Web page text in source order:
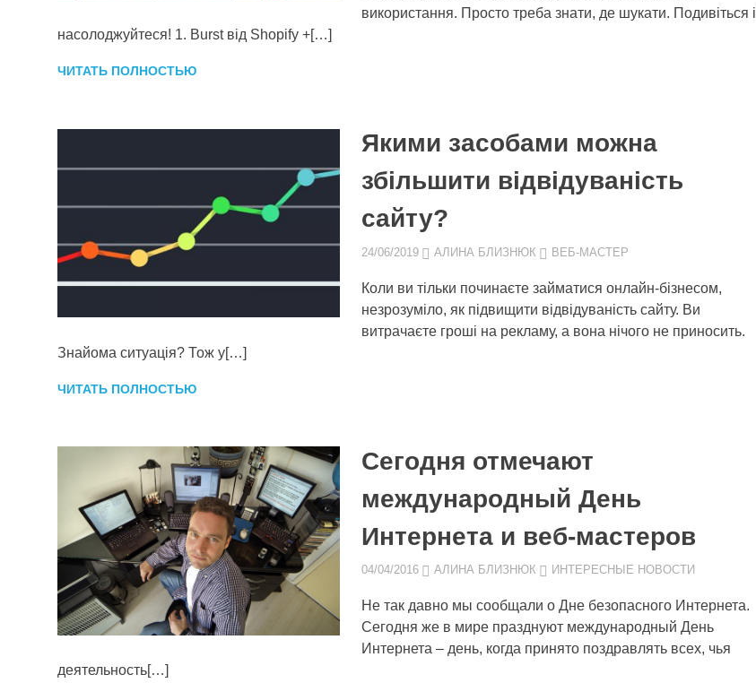
використання. Просто треба знати, де шукати. Подивіться і
насолоджуйтеся! 1. Burst вiд Shopify +[…]
ЧИТАТЬ ПОЛНОСТЬЮ
Якими засобами можна
збільшити відвідуваність
сайту?
24/06/2019 АЛИНА БЛИЗНЮК ВЕБ-МАСТЕР
Коли ви тільки починаєте займатися онлайн-бізнесом,
незрозуміло, як підвищити відвідуваність сайту. Ви
витрачаєте гроші на рекламу, а вона нічого не приносить.
Знайома ситуація? Тож у[…]
ЧИТАТЬ ПОЛНОСТЬЮ
Сегодня отмечают
международный День
Интернета и веб-мастеров
04/04/2016 АЛИНА БЛИЗНЮК ИНТЕРЕСНЫЕ НОВОСТИ
Не так давно мы сообщали о Дне безопасного Интернета.
Сегодня же в мире празднуют международный День
Интернета – день, когда принято поздравлять всех, чья
деятельность[…]